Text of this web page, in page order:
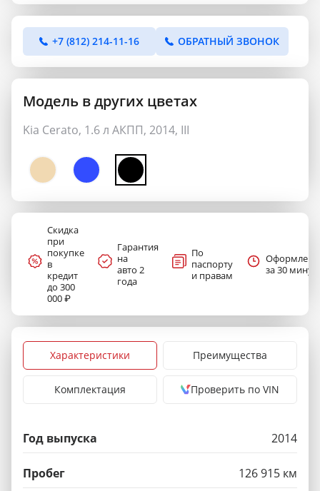
+7 (812) 214-11-16 ОБРАТНЫЙ ЗВОНОК
Модель в других цветах
Kia Cerato, 1.6 л АКПП, 2014, III
Скидка
при
покупке
в
кредит
до 300
000 ₽
Гарантия
на
авто 2
года
По
паспорту
и правам
за 30 минут
Характеристики Преимущества
Комплектация Проверить по VIN
Год выпуска 2014
Пробег 126 915 км